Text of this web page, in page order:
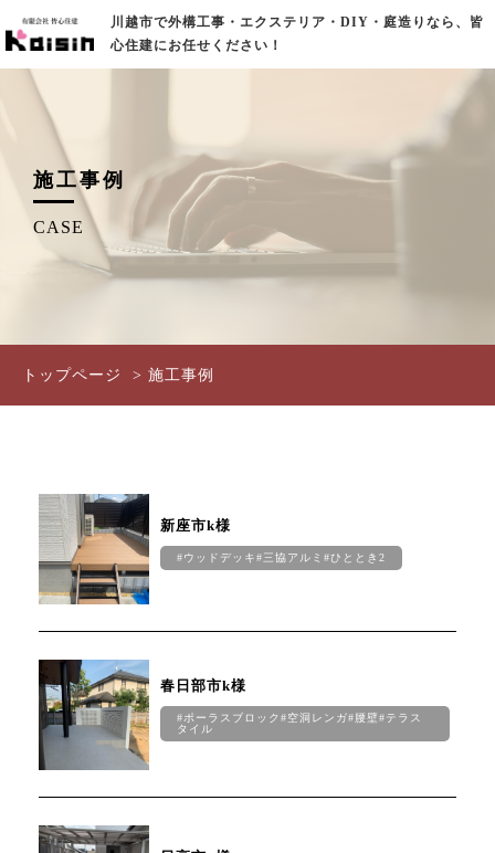
川越市で外構工事・エクステリア・DIY・庭造りなら、皆
心住建にお任せください！
施工事例
CASE
トップページ 施工事例
新座市k様
#ウッドデッキ#三協アルミ#ひととき2
春日部市k様
#ポーラスブロック#空洞レンガ#腰壁#テラス
タイル